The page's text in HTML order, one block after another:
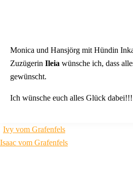
Monica und Hansjörg mit Hündin
Zuzügerin Ileia wünsche ich, dass
gewünscht.
Ich wünsche euch alles Glück dabei!!!
Beitragsnavigation
Ivy vom Grafenfels
Isaac vom Grafenfels